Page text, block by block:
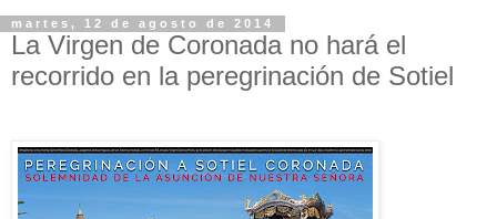
martes, 12 de agosto de 2014
La Virgen de Coronada no hará el
recorrido en la peregrinación de Sotiel